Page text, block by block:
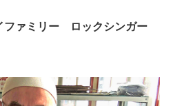
ファミリー ロックシンガー